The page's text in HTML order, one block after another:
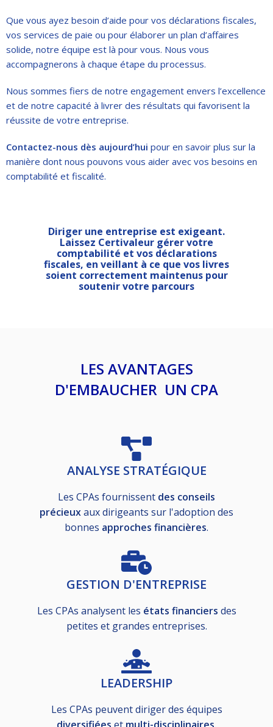
Que vous ayez besoin d’aide pour vos déclarations fiscales,
vos services de paie ou pour élaborer un plan d’affaires
solide, notre équipe est là pour vous. Nous vous
accompagnerons à chaque étape du processus.
Nous sommes fiers de notre engagement envers l’excellence
et de notre capacité à livrer des résultats qui favorisent la
réussite de votre entreprise.
Contactez-nous dès aujourd’hui pour en savoir plus sur la
manière dont nous pouvons vous aider avec vos besoins en
comptabilité et fiscalité.
Diriger une entreprise est exigeant.
Laissez Certivaleur gérer votre
comptabilité et vos déclarations
fiscales, en veillant à ce que vos livres
soient correctement maintenus pour
soutenir votre parcours
LES AVANTAGES
D'EMBAUCHER UN CPA
ANALYSE STRATÉGIQUE
Les CPAs fournissent des conseils
précieuxaux dirigeants sur l'adoption des
bonnes approches financières.
GESTION D'ENTREPRISE
Les CPAs analysent les états financiers des
petites et grandes entreprises.
LEADERSHIP
Les CPAs peuvent diriger des équipes